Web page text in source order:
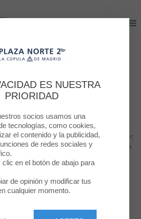
Norte 2 Blog
#moda
Aliquam suscipit quam eu metus lacinia, nec
Suspendisse quis velit vel mauris pharetra
ac eget lorem.
ES NUESTRA
PRIORIDAD
socios usamos una
tecnologías, como cookies,
el contenido y la publicidad,
de redes sociales y
clic en el botón de abajo para
de opinión y modificar tus
cualquier momento.